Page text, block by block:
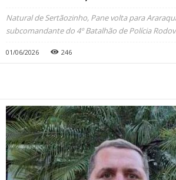
Natural de Sertãozinho, Pane volta para
subcomandante do 4º Batalhão de Polícia
01/06/2026 246